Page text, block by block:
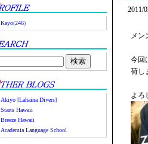
Kayo(246)
Akiyo [Lahaina Divers]
Starts Hawaii
Breeze Hawaii
Academia Language School
2011/
メン
今回
荷し
よろ